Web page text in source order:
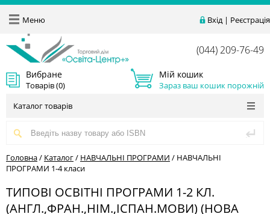
Вхід| Реєстрація
Меню
(044) 209-76-49
Вибране
Товарів (0)
Мій кошик
Зараз ваш кошик порожній
Каталог товарів
Головна/ Каталог/ НАВЧАЛЬНІ ПРОГРАМИ / НАВЧАЛЬНІ
ПРОГРАМИ 1-4 класи
ТИПОВІ ОСВІТНІ ПРОГРАМИ 1-2 КЛ.
(АНГЛ.,ФРАН.,НІМ.,ІСПАН.МОВИ) (НОВА